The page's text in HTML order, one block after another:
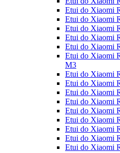
Etui do Xiaomi
Etui do Xiaomi
Etui do Xiaomi
Etui do Xiaomi
Etui do Xiaomi
Etui do Xiaomi
M3
Etui do Xiaomi
Etui do Xiaomi
Etui do Xiaomi
Etui do Xiaomi
Etui do Xiaomi
Etui do Xiaomi
Etui do Xiaomi
Etui do Xiaomi
Etui do Xiaomi